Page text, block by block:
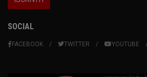
SOCIAL
FACEBOOK TWITTER YOUTUBE